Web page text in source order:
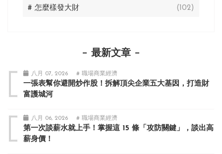
# 怎麼樣發大財 (102)
最新文章
八月 07, 2026 # 職場商業經濟
一張表幫你避開炒作股！拆解頂尖企業五大基因，打造財
富護城河
八月 06, 2026 # 職場商業經濟
第一次談薪水就上手！掌握這 15 條「攻防關鍵」，談出高
薪身價！